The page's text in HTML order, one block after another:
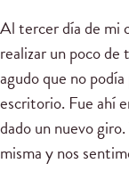
Al tercer día de mi
realizar un poco
agudo que no
escritorio. Fue ahí
dado un nuevo
misma y nos